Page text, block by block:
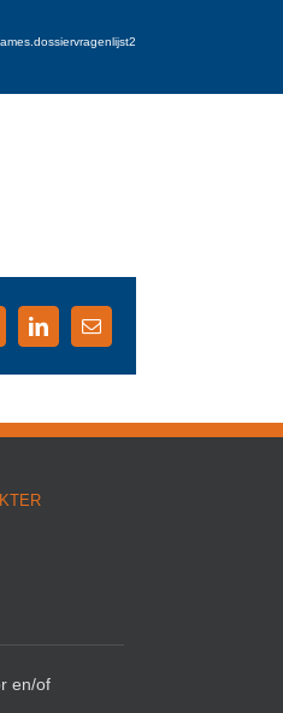
LinkedIn
E-
mail
en/of